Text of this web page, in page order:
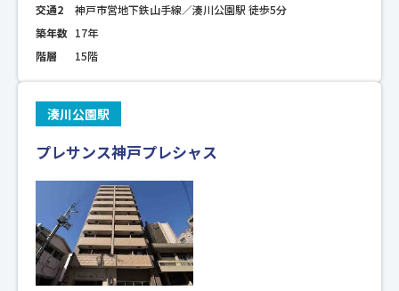
交通2
神戸市営地下鉄山手線／湊川公園駅 徒歩5分
築年数 17年
階層
15階
湊川公園駅
プレサンス神戸プレシャス